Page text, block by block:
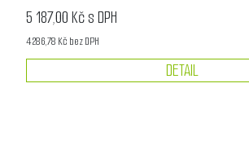
5 187,00 Kč s DPH
4 286,78 Kč bez DPH
DETAIL